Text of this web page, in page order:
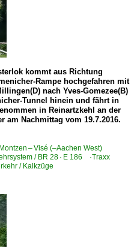
kommt aus Richtung
Rampe hochgefahren mit
nach Yves-Gomezee(B)
Tunnel hinein und fährt in
in Reinartzkehl an der
am Nachmittag vom 19.7.2016.
– Visé (–Aachen West)
/ BR 28 · E 186 ·Traxx
/ Kalkzüge